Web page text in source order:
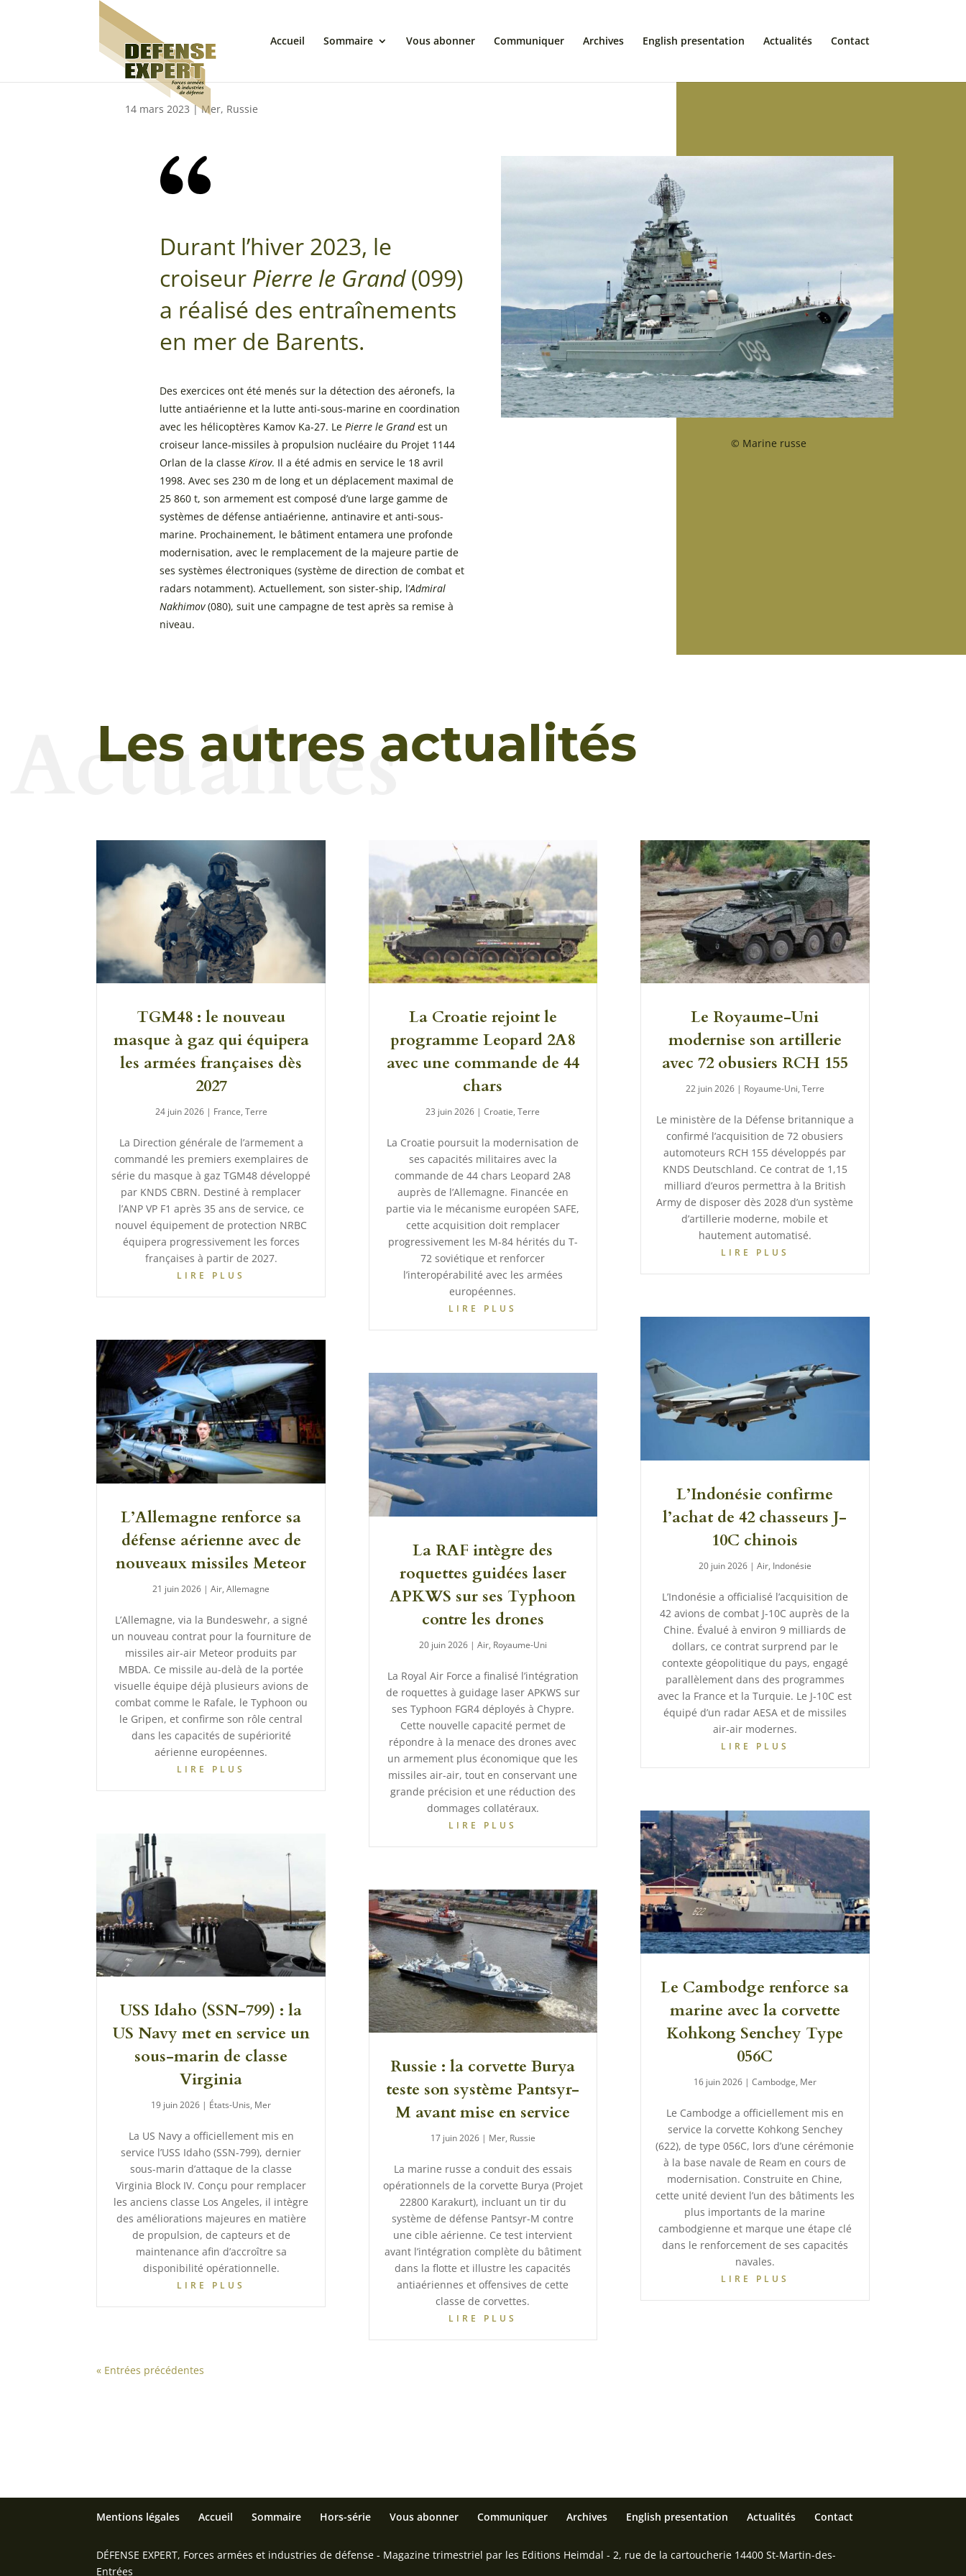
Accueil Sommaire Vous abonner Communiquer Archives English presentation Actualités Contact
14 mars 2023 |Mer, Russie
Durant l’hiver 2023, le
croiseur Pierre le Grand(099)
a réalisé des entraînements
en mer de Barents.
Des exercices ont été menés sur la détection des aéronefs, la
lutte antiaérienne et la lutte anti-sous-marine en coordination
avec les hélicoptères Kamov Ka-27. Le Pierre le Grandest un
croiseur lance-missiles à propulsion nucléaire du Projet 1144
Orlan de la classe Kirov. Il a été admis en service le 18 avril
1998. Avec ses 230 m de long et un déplacement maximal de
25 860 t, son armement est composé d’une large gamme de
systèmes de défense antiaérienne, antinavire et anti-sous-
marine. Prochainement, le bâtiment entamera une profonde
modernisation, avec le remplacement de la majeure partie de
ses systèmes électroniques (système de direction de combat et
radars notamment). Actuellement, son sister-ship, l’Admiral
Nakhimov(080), suit une campagne de test après sa remise à
niveau.
© Marine russe
Les autres actualités
Actualités
TGM48 : le nouveau
masque à gaz qui équipera
les armées françaises dès
2027
24 juin 2026| France, Terre
La Direction générale de l’armement a
commandé les premiers exemplaires de
série du masque à gaz TGM48 développé
par KNDS CBRN. Destiné à remplacer
l’ANP VP F1 après 35 ans de service, ce
nouvel équipement de protection NRBC
équipera progressivement les forces
françaises à partir de 2027.
LIRE PLUS
L’Allemagne renforce sa
défense aérienne avec de
nouveaux missiles Meteor
21 juin 2026 |Air,Allemagne
L’Allemagne, via la Bundeswehr, a signé
un nouveau contrat pour la fourniture de
missiles air-air Meteor produits par
MBDA. Ce missile au-delà de la portée
visuelle équipe déjà plusieurs avions de
combat comme le Rafale, le Typhoon ou
le Gripen, et confirme son rôle central
dans les capacités de supériorité
aérienne européennes.
LIRE PLUS
USS Idaho (SSN-799) : la
US Navy met en service un
sous-marin de classe
Virginia
19 juin 2026 | États-Unis, Mer
La US Navy a officiellement mis en
service l’USS Idaho (SSN-799), dernier
sous-marin d’attaque de la classe
Virginia Block IV. Conçu pour remplacer
les anciens classe Los Angeles, il intègre
des améliorations majeures en matière
de propulsion, de capteurs et de
maintenance afin d’accroître sa
disponibilité opérationnelle.
LIRE PLUS
La Croatie rejoint le
programme Leopard 2A8
avec une commande de 44
chars
23 juin 2026 |Croatie,Terre
La Croatie poursuit la modernisation de
ses capacités militaires avec la
commande de 44 chars Leopard 2A8
auprès de l’Allemagne. Financée en
partie via le mécanisme européen SAFE,
cette acquisition doit remplacer
progressivement les M-84 hérités du T-
72 soviétique et renforcer
l’interopérabilité avec les armées
européennes.
LIRE PLUS
La RAF intègre des
roquettes guidées laser
APKWS sur ses Typhoon
contre les drones
20 juin 2026| Air, Royaume-Uni
La Royal Air Force a finalisé l’intégration
de roquettes à guidage laser APKWS sur
ses Typhoon FGR4 déployés à Chypre.
Cette nouvelle capacité permet de
répondre à la menace des drones avec
un armement plus économique que les
missiles air-air, tout en conservant une
grande précision et une réduction des
dommages collatéraux.
LIRE PLUS
Russie : la corvette Burya
teste son système Pantsyr-
M avant mise en service
17 juin 2026| Mer, Russie
La marine russe a conduit des essais
opérationnels de la corvette Burya (Projet
22800 Karakurt), incluant un tir du
système de défense Pantsyr-M contre
une cible aérienne. Ce test intervient
avant l’intégration complète du bâtiment
dans la flotte et illustre les capacités
antiaériennes et offensives de cette
classe de corvettes.
LIRE PLUS
Le Royaume-Uni
modernise son artillerie
avec 72 obusiers RCH 155
22 juin 2026| Royaume-Uni, Terre
Le ministère de la Défense britannique a
confirmé l’acquisition de 72 obusiers
automoteurs RCH 155 développés par
KNDS Deutschland. Ce contrat de 1,15
milliard d’euros permettra à la British
Army de disposer dès 2028 d’un système
d’artillerie moderne, mobile et
hautement automatisé.
LIRE PLUS
L’Indonésie confirme
l’achat de 42 chasseurs J-
10C chinois
20 juin 2026| Air, Indonésie
L’Indonésie a officialisé l’acquisition de
42 avions de combat J-10C auprès de la
Chine. Évalué à environ 9 milliards de
dollars, ce contrat surprend par le
contexte géopolitique du pays, engagé
parallèlement dans des programmes
avec la France et la Turquie. Le J-10C est
équipé d’un radar AESA et de missiles
air-air modernes.
LIRE PLUS
Le Cambodge renforce sa
marine avec la corvette
Kohkong Senchey Type
056C
16 juin 2026| Cambodge, Mer
Le Cambodge a officiellement mis en
service la corvette Kohkong Senchey
(622), de type 056C, lors d’une cérémonie
à la base navale de Ream en cours de
modernisation. Construite en Chine,
cette unité devient l’un des bâtiments les
plus importants de la marine
cambodgienne et marque une étape clé
dans le renforcement de ses capacités
navales.
LIRE PLUS
« Entrées précédentes
Mentions légales Accueil Sommaire Hors-série Vous abonner Communiquer Archives English presentation Actualités Contact
DÉFENSE EXPERT, Forces armées et industries de défense - Magazine trimestriel par les Editions Heimdal - 2, rue de la cartoucherie 14400 St-Martin-des-
Entrées